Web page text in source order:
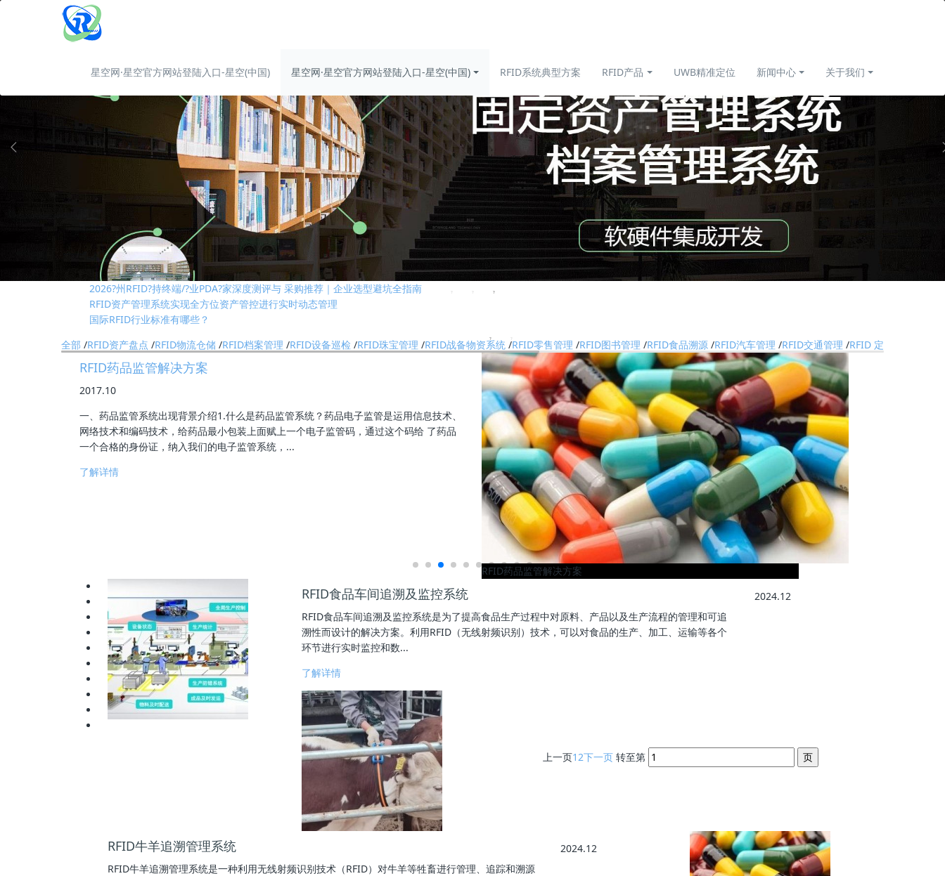
星空网·星空官方网站登陆入口-星空(中国) 星空网·星空官方网站登陆入口-星空(中国) RFID系统典型方案 RFID产品 UWB精准定位 新闻中心 关于我们
RFID技术是否是制造业中的“必需品”
RFID固定资产管理技术在高校的应用解析
基于RFID叉车仓储物流管理应用及优势
2026?州RFID?持终端/?业PDA?家深度测评与 采购推荐｜企业选型避坑全指南
RFID资产管理系统实现全方位资产管控进行实时动态管理
国际RFID行业标准有哪些？
RFID技术是否是制造业中的“必需品”
RFID固定资产管理技术在高校的应用解析
基于RFID叉车仓储物流管理应用及优势
RFID资产管理系统实现全方位资产管控进行实时动态管理
国际RFID行业标准有哪些？
全部 /RFID资产盘点 /RFID物流仓储 /RFID档案管理 /RFID设备巡检 /RFID珠宝管理 /RFID战备物资系统 /RFID零售管理 /RFID图书管理 /RFID食品溯源 /RFID汽车管理 /RFID交通管理 /RFID 定位安全
RFID兽药溯源解决方案
一、项目背景近年来，兽药企业陆续出现的冒用厂名、冒用药品名称、伪造厂名、伪造
批准文号以及违法添加处方以外活性成份，而无法被生产企业认可的造假行为增加了查
处的难度，兽药市场监管的工作难度和工作量也越来越...
RFID食品车间追溯及监控系统
RFID食品车间追溯及监控系统是为了提高食品生产过程中对原料、产品以及生产流程的管理和可追
溯性而设计的解决方案。利用RFID（无线射频识别）技术，可以对食品的生产、加工、运输等各个
环节进行实时监控和数...
了解详情
2024.12
RFID牛羊追溯管理系统
RFID牛羊追溯管理系统是一种利用无线射频识别技术（RFID）对牛羊等牲畜进行管理、追踪和溯源
2024.12
上一页12下一页 转至第